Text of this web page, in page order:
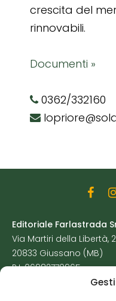
crescita del
rinnovabili.
Documenti »
0362/332160
Editoriale Farlastrada
Via Martiri della Libertà,
20833 Giussano (MB)
P.I. 06982770965